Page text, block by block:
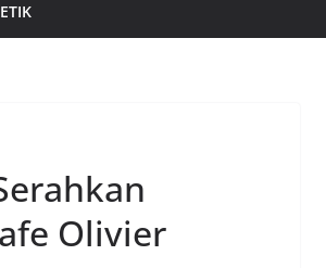
Olivier